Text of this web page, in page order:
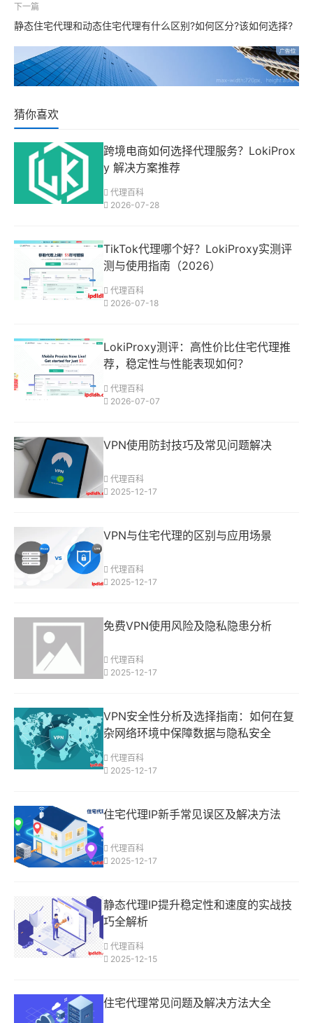
下一篇
静态住宅代理和动态住宅代理有什么区别?如何区分?该如何选择?
猜你喜欢
跨境电商如何选择代理服务？LokiProx
y 解决方案推荐
代理百科
2026-07-28
TikTok代理哪个好？LokiProxy实测评
测与使用指南（2026）
代理百科
2026-07-18
LokiProxy测评：高性价比住宅代理推
荐，稳定性与性能表现如何？
代理百科
2026-07-07
VPN使用防封技巧及常见问题解决
代理百科
2025-12-17
VPN与住宅代理的区别与应用场景
代理百科
2025-12-17
免费VPN使用风险及隐私隐患分析
代理百科
2025-12-17
VPN安全性分析及选择指南：如何在复
杂网络环境中保障数据与隐私安全
代理百科
2025-12-17
住宅代理IP新手常见误区及解决方法
代理百科
2025-12-17
静态代理IP提升稳定性和速度的实战技
巧全解析
代理百科
2025-12-15
住宅代理常见问题及解决方法大全